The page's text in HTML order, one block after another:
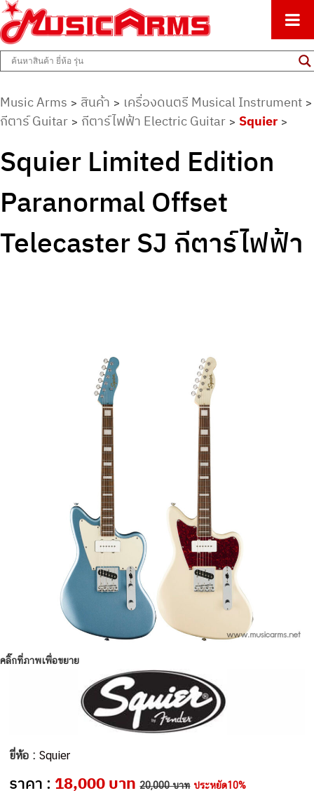
Music Arms
ศูนย์รวมครื่องดนตรีทุกชนิด ตั้งแต่เริ่มต้นถึงมืออาชีพ
Music Arms > สินค้า > เครื่องดนตรี Musical Instrument >
กีตาร์ Guitar > กีตาร์ไฟฟ้า Electric Guitar > Squier >
Squier Limited Edition
Paranormal Offset
Telecaster SJ กีตาร์ไฟฟ้า
คลิ๊กที่ภาพเพื่อขยาย
ยี่ห้อ : Squier
ราคา : 18,000 บาท 20,000 บาท ประหยัด10%